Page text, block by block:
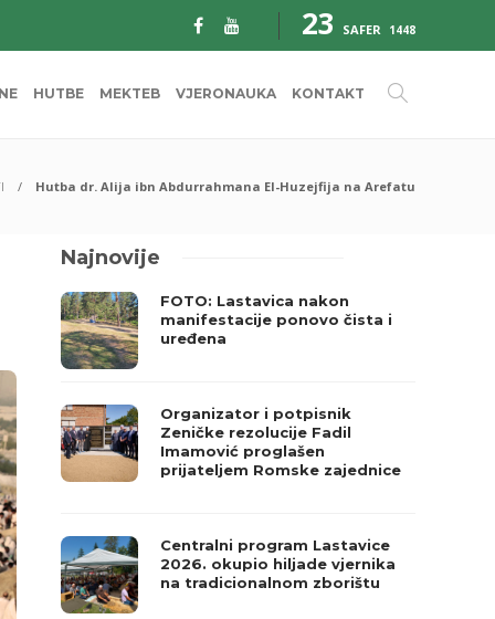
23 SAFER 1448
HUTBE MEKTEB VJERONAUKA KONTAKT
Hutba dr. Alija ibn Abdurrahmana El-Huzejfija na Arefatu
Najnovije
FOTO: Lastavica nakon
manifestacije ponovo čista i
uređena
Organizator i potpisnik
Zeničke rezolucije Fadil
Imamović proglašen
prijateljem Romske zajednice
Centralni program Lastavice
2026. okupio hiljade vjernika
na tradicionalnom zborištu